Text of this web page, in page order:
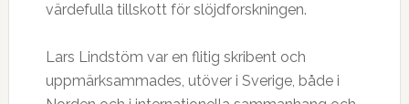
värdefulla tillskott för slöjdforskningen.
Lars Lindstöm var en flitig skribent och
uppmärksammades, utöver i Sverige, både i